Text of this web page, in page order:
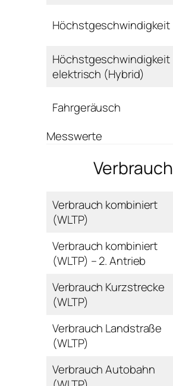
Höchstgeschwindigkeit
Höchstgeschwindigkeit
elektrisch (Hybrid)
Fahrgeräusch
Messwerte
Verbrauch
Verbrauch kombiniert
(WLTP)
Verbrauch kombiniert
(WLTP) – 2. Antrieb
Verbrauch Kurzstrecke
(WLTP)
Verbrauch Landstraße
(WLTP)
Verbrauch Autobahn